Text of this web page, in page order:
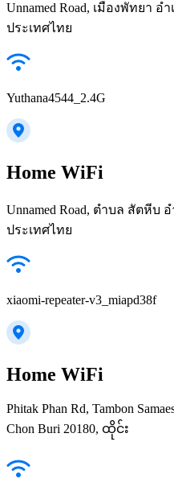
Unnamed Road, เมืองพัทยา อ
ประเทศไทย
Yuthana4544_2.4G
Home WiFi
Unnamed Road, ตำบล สัตหีบ
ประเทศไทย
xiaomi-repeater-v3_miapd38f
Home WiFi
Phitak Phan Rd, Tambon
Chon Buri 20180, ထိုင်း